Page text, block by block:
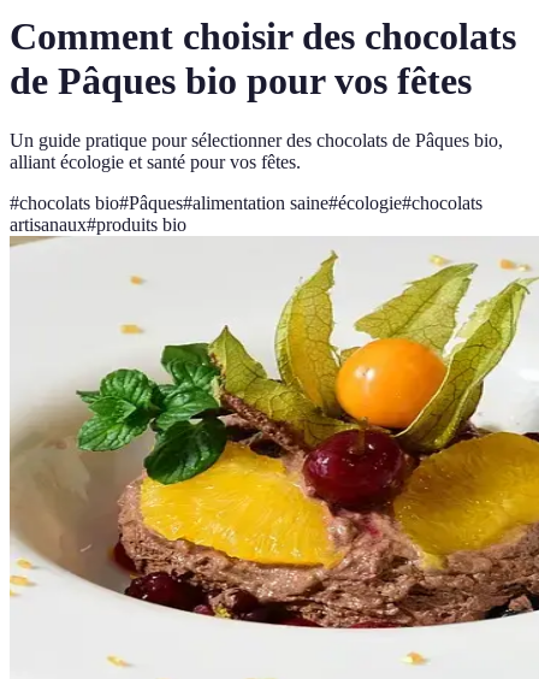
Comment choisir des chocolats
de Pâques bio pour vos fêtes
Un guide pratique pour sélectionner des chocolats de Pâques bio,
alliant écologie et santé pour vos fêtes.
#chocolats bio#Pâques#alimentation saine#écologie#chocolats
artisanaux#produits bio